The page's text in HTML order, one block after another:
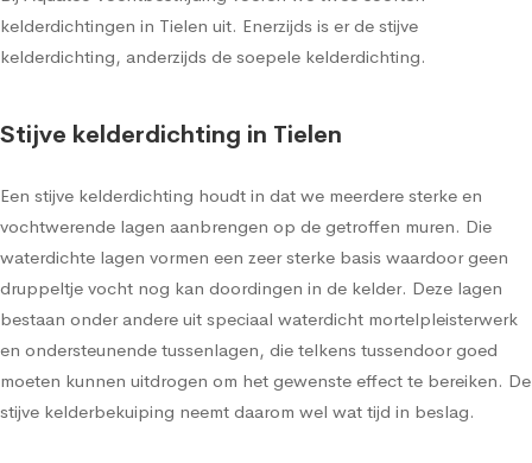
kelderdichtingen in Tielen uit. Enerzijds is er de stijve
kelderdichting, anderzijds de soepele kelderdichting.
Stijve kelderdichting in Tielen
Een stijve kelderdichting houdt in dat we meerdere sterke en
vochtwerende lagen aanbrengen op de getroffen muren. Die
waterdichte lagen vormen een zeer sterke basis waardoor geen
druppeltje vocht nog kan doordingen in de kelder. Deze lagen
bestaan onder andere uit speciaal waterdicht mortelpleisterwerk
en ondersteunende tussenlagen, die telkens tussendoor goed
moeten kunnen uitdrogen om het gewenste effect te bereiken. De
stijve kelderbekuiping neemt daarom wel wat tijd in beslag.